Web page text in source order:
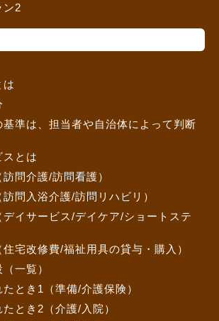
ン2
は
準は、担当者や自治体によって判断
スとは
問介護/訪問看護）
問入浴介護/訪問リハビリ）
イサービス/デイケア/ショートステ
宅改修費/福祉用具の貸与・購入）
一覧）
とき1（準備/介護保険）
とき2（介護/入院）